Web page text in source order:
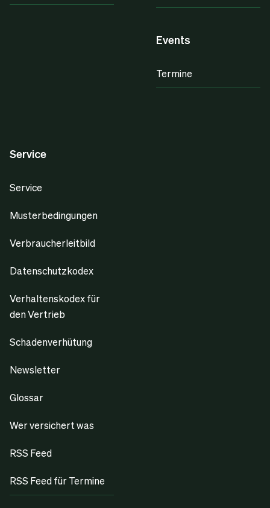
Events
Termine
Service
Service
Musterbedingungen
Verbraucherleitbild
Datenschutzkodex
Verhaltenskodex für
den Vertrieb
Schadenverhütung
Newsletter
Glossar
Wer versichert was
RSS Feed
RSS Feed für Termine